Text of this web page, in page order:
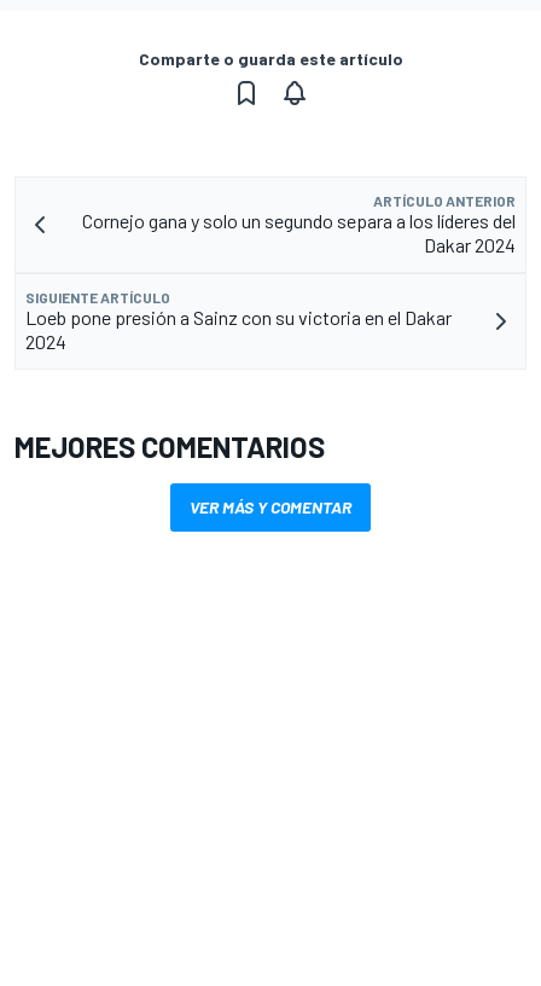
Comparte o guarda este artículo
ARTÍCULO ANTERIOR
Cornejo gana y solo un segundo separa a los líderes del
Dakar 2024
SIGUIENTE ARTÍCULO
Loeb pone presión a Sainz con su victoria en el Dakar
2024
MEJORES COMENTARIOS
VER MÁS Y COMENTAR